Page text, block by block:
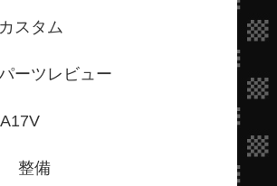
スタム
ーツレビュー
整備